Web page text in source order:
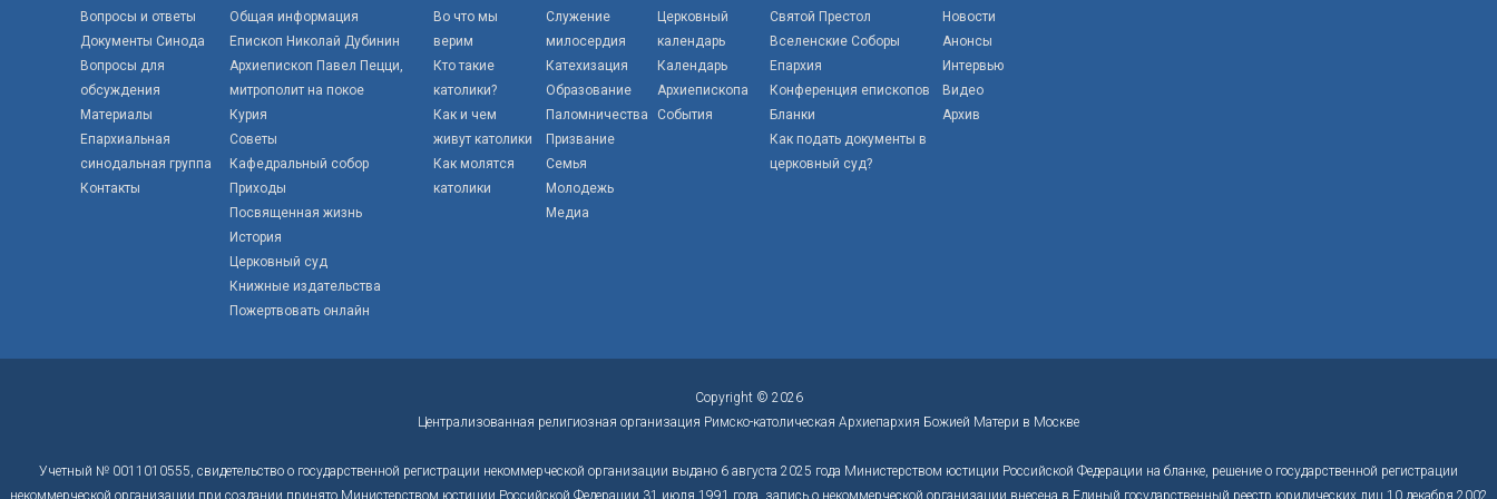
Вопросы и ответы
Документы Синода
Вопросы для
обсуждения
Материалы
Епархиальная
синодальная группа
Контакты
Общая информация
Епископ Николай Дубинин
Архиепископ Павел Пецци,
митрополит на покое
Курия
Советы
Кафедральный собор
Приходы
Посвященная жизнь
История
Церковный суд
Книжные издательства
Пожертвовать онлайн
Во что мы
верим
Кто такие
католики?
Как и чем
живут католики
Как молятся
католики
Служение
милосердия
Катехизация
Образование
Паломничества
Призвание
Семья
Молодежь
Медиа
Церковный
календарь
Календарь
Архиепископа
События
Святой Престол
Вселенские Соборы
Епархия
Конференция епископов
Бланки
Как подать документы в
церковный суд?
Новости
Анонсы
Интервью
Видео
Архив
Copyright © 2026
Централизованная религиозная организация Римско-католическая Архиепархия Божией Матери в Москве
Учетный № 0011010555, свидетельство о государственной регистрации некоммерческой организации выдано 6 августа 2025 года Министерством юстиции Российской Федерации на бланке, решение о государственной регистрации